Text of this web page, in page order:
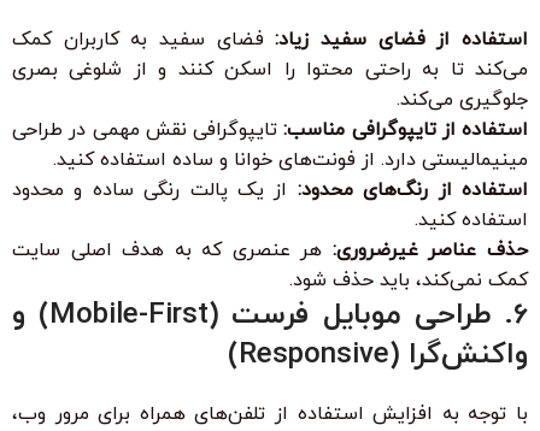
استفاده از فضای سفید زیاد:فضای سفید به کاربران کمک
می‌کند تا به راحتی محتوا را اسکن کنند و از شلوغی بصری
جلوگیری می‌کند.
استفاده از تایپوگرافی مناسب:تایپوگرافی نقش مهمی در طراحی
مینیمالیستی دارد. از فونت‌های خوانا و ساده استفاده کنید.
استفاده از رنگ‌های محدود: از یک پالت رنگی ساده و محدود
استفاده کنید.
حذف عناصر غیرضروری: هر عنصری که به هدف اصلی سایت
کمک نمی‌کند، باید حذف شود.
6. طراحی موبایل فرست (Mobile-First) و
واکنش‌گرا (Responsive)
با توجه به افزایش استفاده از تلفن‌های همراه برای مرور وب،